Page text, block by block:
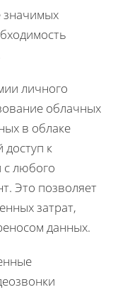
значимых
личного
облачных
в облаке
к
любого
Это позволяет
затрат,
данных.